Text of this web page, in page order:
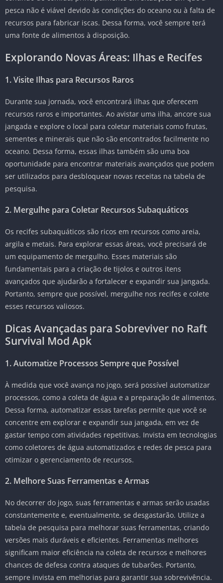
pesca não é viável devido às condições do oceano ou à falta de
recursos para fabricar iscas. Dessa forma, você sempre terá
uma fonte de alimentos à disposição.
Explorando Novas Áreas: Ilhas e Recifes
1. Visite Ilhas para Recursos Raros
Durante sua jornada, você encontrará ilhas que oferecem
recursos raros e importantes. Ao avistar uma ilha, ancore sua
jangada e explore o local para coletar materiais como frutas,
sementes e minerais que não são encontrados facilmente no
oceano. Dessa forma, essas ilhas também são uma boa
oportunidade para encontrar materiais avançados que podem
ser utilizados para desbloquear novas receitas na tabela de
pesquisa.
2. Mergulhe para Coletar Recursos Subaquáticos
Os recifes subaquáticos são ricos em recursos como areia,
argila e metais. Para explorar essas áreas, você precisará de
um equipamento de mergulho. Esses materiais são
fundamentais para a criação de tijolos e outros itens
avançados que ajudarão a fortalecer e expandir sua jangada.
Portanto, sempre que possível, mergulhe nos recifes e colete
esses recursos valiosos.
Dicas Avançadas para Sobreviver no Raft
Survival Mod Apk
1. Automatize Processos Sempre que Possível
À medida que você avança no jogo, será possível automatizar
processos, como a coleta de água e a preparação de alimentos.
Dessa forma, automatizar essas tarefas permite que você se
concentre em explorar e expandir sua jangada, em vez de
gastar tempo com atividades repetitivas. Invista em tecnologias
como coletores de água automatizados e redes de pesca para
otimizar o gerenciamento de recursos.
2. Melhore Suas Ferramentas e Armas
No decorrer do jogo, suas ferramentas e armas serão usadas
constantemente e, eventualmente, se desgastarão. Utilize a
tabela de pesquisa para melhorar suas ferramentas, criando
versões mais duráveis e eficientes. Ferramentas melhores
significam maior eficiência na coleta de recursos e melhores
chances de defesa contra ataques de tubarões. Portanto,
sempre invista em melhorias para garantir sua sobrevivência.